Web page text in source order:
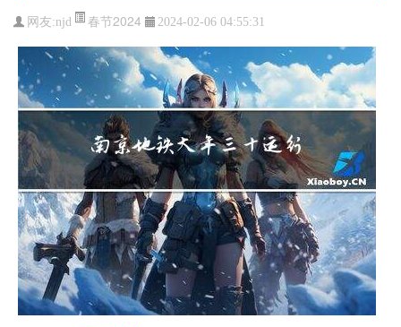
网友:njd 春节2024 2024-02-06 04:55:31